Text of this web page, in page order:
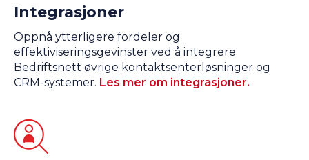
Integrasjoner
Oppnå ytterligere fordeler og
effektiviseringsgevinster ved å integrere
Bedriftsnett øvrige kontaktsenterløsninger og
CRM-systemer. Les mer om integrasjoner.